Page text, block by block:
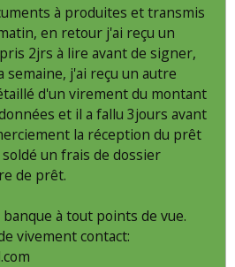
à produites et transmis
en retour j'ai reçu un
2jrs à lire avant de signer,
semaine, j'ai reçu un autre
d'un virement du montant
et il a fallu 3jours avant
la réception du prêt
un frais de dossier
de prêt.
à tout points de vue.
vivement contact: